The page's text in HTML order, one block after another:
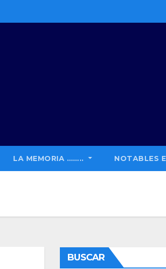
LA MEMORIA …….. NOTABLES
BUSCAR